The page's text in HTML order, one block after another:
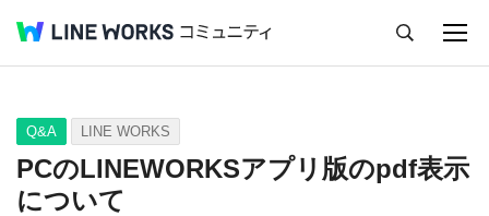
Q&A Tips Ideas
Q&A LINE WORKS
PCのLINEWORKSアプリ版のpdf表示
について